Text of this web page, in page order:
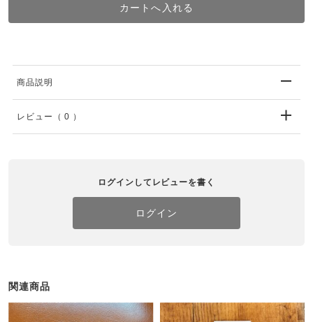
商品説明
レビュー （ 0 ）
ログインしてレビューを書く
ログイン
関連商品